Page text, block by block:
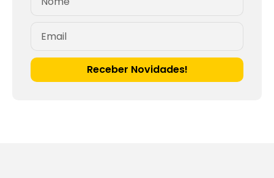
Receber Novidades!